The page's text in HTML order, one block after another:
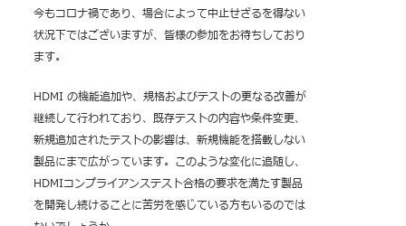
今もコロナ禍であり、場合によって中止せざるを得ない
状況下ではございますが、皆様の参加をお待ちしており
ます。
HDMI の機能追加や、規格およびテストの更なる改善が
継続して行われており、既存テストの内容や条件変更、
新規追加されたテストの影響は、新規機能を搭載しない
製品にまで広がっています。このような変化に追随し、
HDMIコンプライアンステスト合格の要求を満たす製品
を開発し続けることに苦労を感じている方もいるのでは